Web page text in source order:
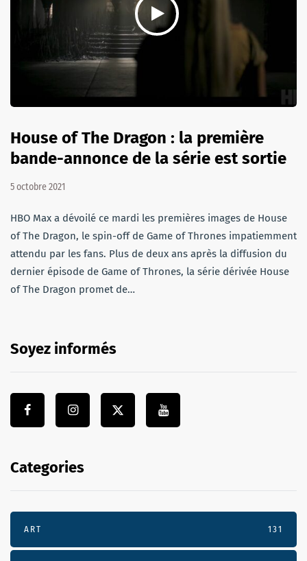
House of The Dragon : la première
bande-annonce de la série est sortie
5 octobre 2021
HBO Max a dévoilé ce mardi les premières images de House
of The Dragon, le spin-off de Game of Thrones impatiemment
attendu par les fans. Plus de deux ans après la diffusion du
dernier épisode de Game of Thrones, la série dérivée House
of The Dragon promet de…
Soyez informés
Categories
ART 131